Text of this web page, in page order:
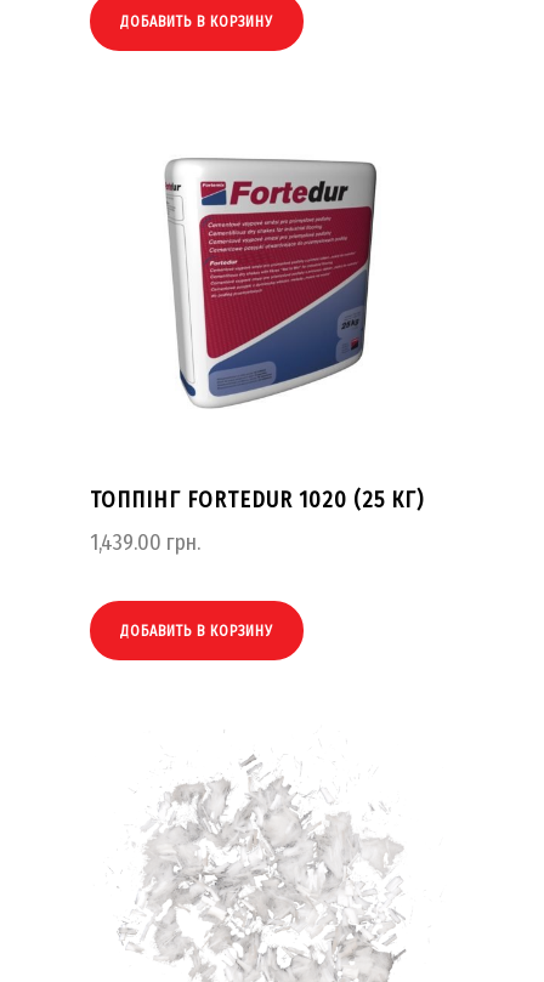
ДОБАВИТЬ В КОРЗИНУ
ТОППІНГ FORTEDUR 1020 (25 КГ)
1,439.00 грн.
ДОБАВИТЬ В КОРЗИНУ